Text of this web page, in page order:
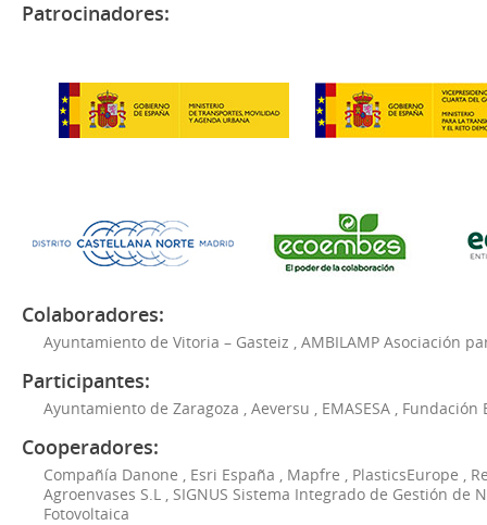
Patrocinadores:
Colaboradores:
Ayuntamiento de Vitoria – Gasteiz AMBILAMP Asociación
Participantes:
Ayuntamiento de Zaragoza Aeversu EMASESA Fundación
Cooperadores:
Compañía Danone Esri España Mapfre PlasticsEurope
Agroenvases S.L
SIGNUS Sistema Integrado de Gestión de
Fotovoltaica